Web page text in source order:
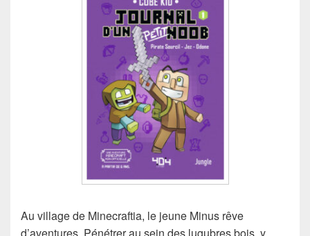
Au village de Minecraftia, le jeune Minus rêve
d’aventures. Pénétrer au sein des lugubres bois, y